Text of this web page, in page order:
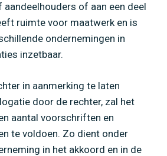
of aan een deel
ruimte voor maatwerk en is
ondernemingen in
inzetbaar.
in aanmerking te laten
door de rechter, zal het
aantal voorschriften en
te voldoen. Zo dient onder
in het akkoord en in de